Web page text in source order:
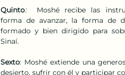
Quinto: Moshé  recibe  las
forma  de  avanzar,  la  forma  de
formado  y  bien  dirigido  para
Sinaí.
Sexto: Moshé extiende una
desierto, sufrir con él y participar